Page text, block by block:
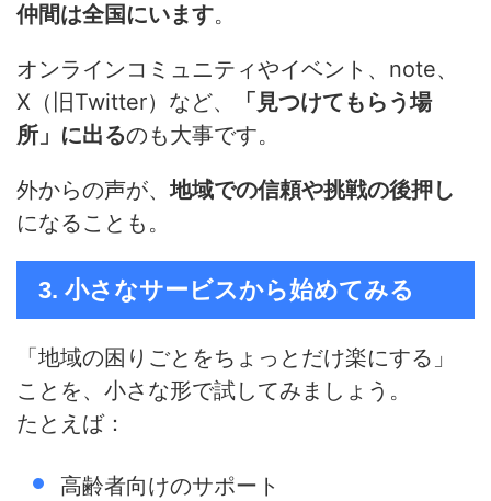
仲間は全国にいます。
オンラインコミュニティやイベント、note、
X（旧Twitter）など、
「見つけてもらう場
所」に出るのも大事です。
外からの声が、地域での信頼や挑戦の後押し
になることも。
3. 小さなサービスから始めてみる
「地域の困りごとをちょっとだけ楽にする」
ことを、小さな形で試してみましょう。
たとえば：
高齢者向けのサポート